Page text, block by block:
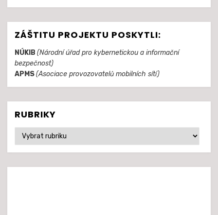
ZÁŠTITU PROJEKTU POSKYTLI:
NÚKIB (Národní úřad pro kybernetickou a informační
bezpečnost)
APMS(Asociace provozovatelů mobilních sítí)
RUBRIKY
Rubriky